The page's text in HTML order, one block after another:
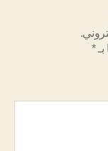
بـ*